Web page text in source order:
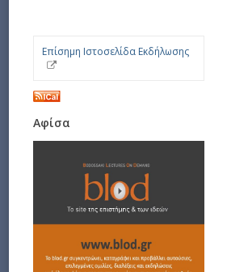
Επίσημη Ιστοσελίδα Εκδήλωσης
Αφίσα